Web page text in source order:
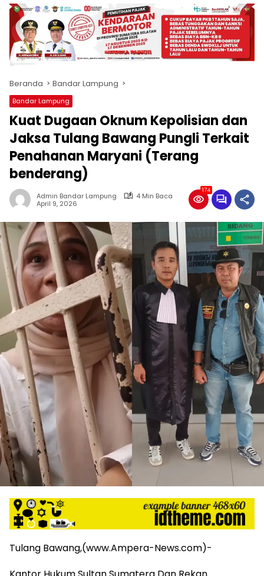
produk
antara
lain
mampu
menjadi
komunikasi
usaha
(beriklan),
fokus
pada
nasional
maupun
bernuansa
lokal
dan
dinamis,
memiliki
kisaran
harga
iklan
yang
relatif
lebih
murah
dari
Koran
maupun
media
lainnya,
desain
Koran
dan
media
siber
lebih
bergaya
trendi,
mengandung
unsur
edukasi,
gaya
Beranda Bandar Lampung
Bandar Lampung
Kuat Dugaan Oknum Kepolisian dan
Jaksa Tulang Bawang Pungli Terkait
Penahanan Maryani (Terang
benderang)
Admin Bandar Lampung
4 Min Baca
April 9, 2026
174
Tulang Bawang,(www.Ampera-News.com)-